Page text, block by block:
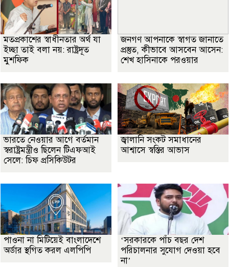
মতপ্রকাশের স্বাধীনতার অর্থ যা
ইচ্ছা তাই বলা নয়: রাষ্ট্রদূত
মুশফিক
জনগণ আপনাকে স্বাগত জানাতে
প্রস্তুত, কীভাবে আসবেন আসেন:
শেখ হাসিনাকে পরওয়ার
ভারতে নেওয়ার আগে বর্তমান
স্বরাষ্ট্রমন্ত্রীও ছিলেন টিএফআই
সেলে: চিফ প্রসিকিউটর
জ্বালানি সংকট সমাধানের
আশ্বাসে স্বস্তির আভাস
পাওনা না মিটিয়েই বাংলাদেশে
অর্ডার স্থগিত করল এলপিপি
‘সরকারকে পাঁচ বছর দেশ
পরিচালনার সুযোগ দেওয়া হবে
না’